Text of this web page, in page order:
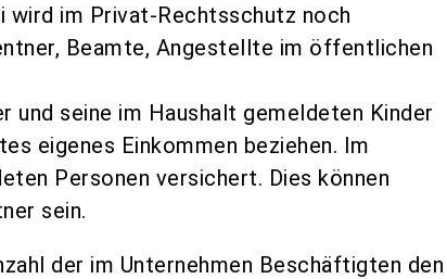
wird im Privat-Rechtsschutz noch
Beamte, Angestellte im öffentlichen
und seine im Haushalt gemeldeten Kinder
eigenes Einkommen beziehen. Im
Personen versichert. Dies können
sein.
der im Unternehmen Beschäftigten den